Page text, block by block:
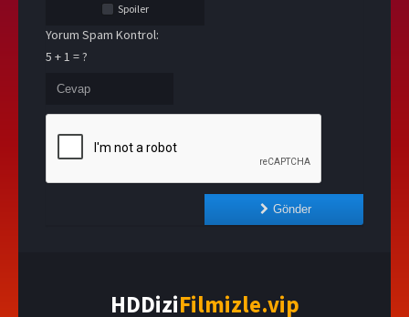
Spoiler
Yorum Spam Kontrol:
5 + 1 = ?
Gönder
HDDiziFilmizle.vip